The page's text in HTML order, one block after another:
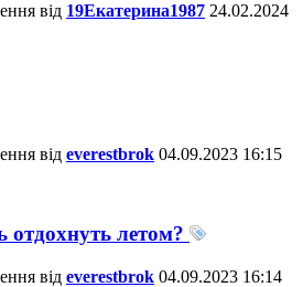
від 19Екатерина1987 24.02.2024
від everestbrok 04.09.2023 16:15
отдохнуть летом?
від everestbrok 04.09.2023 16:14